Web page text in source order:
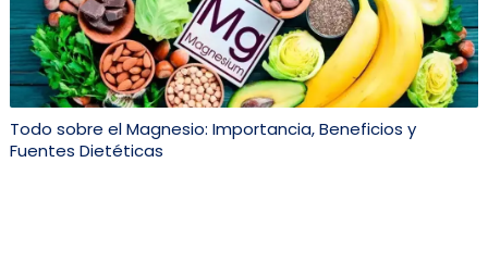
Todo sobre el Magnesio: Importancia, Beneficios y
Fuentes Dietéticas